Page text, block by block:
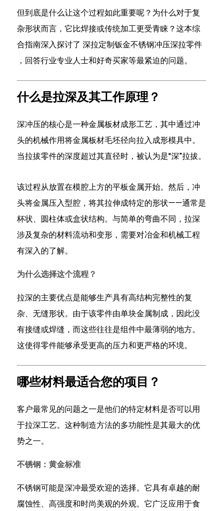
工
作
原
理？
1.1
什
么
择
这
个
程？
2
哪
些
材
料
适
您
的
项
目？
不
锈
黄
金
标
2.2
钢
和
但到底是什么让这个过程如此重要呢？为什么对于复
杂形状而言，它比焊接或传统加工更受青睐？这本综
合指南深入探讨了 深拉定制钣金不锈钢冲压深拉零件
，回答行业专业人士和好奇买家等最紧迫的问题。
什么是拉深及其工作原理？
深冲压的核心是一种金属板材成形工艺，其中通过冲
头的机械作用将金属板材毛坯径向拉入成形模具中。
当拉拔零件的深度超过其直径时，被认为是“深”拉拔。
该过程从放置在模腔上方的平板金属开始。然后，冲
头将金属压入型腔，将其拉伸成特定的形状——通常是
杯状、圆柱体或盒状结构。与简单的弯曲不同，拉深
涉及复杂的材料流动和变形，需要对冶金和机械工程
有深入的了解。
为什么选择这个流程？
拉深的主要优点是能够生产具有高结构完整性的复
杂、无缝形状。由于该零件由单块金属制成，因此没
有接缝或焊缝，而这些往往是组件中最薄弱的地方。
这使得零件能够承受更高的压力和更严格的环境。
哪些材料最适合您的项目？
客户最常见的问题之一是他们的特定材料是否可以用
于拉深工艺。这种制造方法的多功能性是其最大的优
势之一。
不锈钢：黄金标准
不锈钢可能是深冲最受欢迎的选择。它具有卓越的耐
腐蚀性、高强度和时尚美观的外观。它广泛应用于食